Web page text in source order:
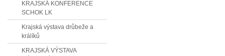
KRAJSKÁ KONFERENCE
SCHOK LK
Krajská výstava drůbeže a
králíků
KRAJSKÁ VÝSTAVA